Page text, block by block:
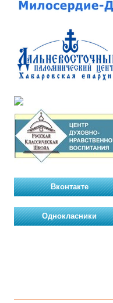
Вконтакте
Однокласники